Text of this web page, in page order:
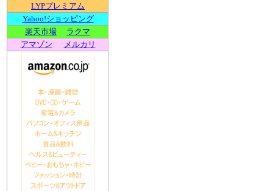
LYPプレミアム
Yahoo!ショッピング
楽天市場
ラクマ
アマゾン
メルカリ